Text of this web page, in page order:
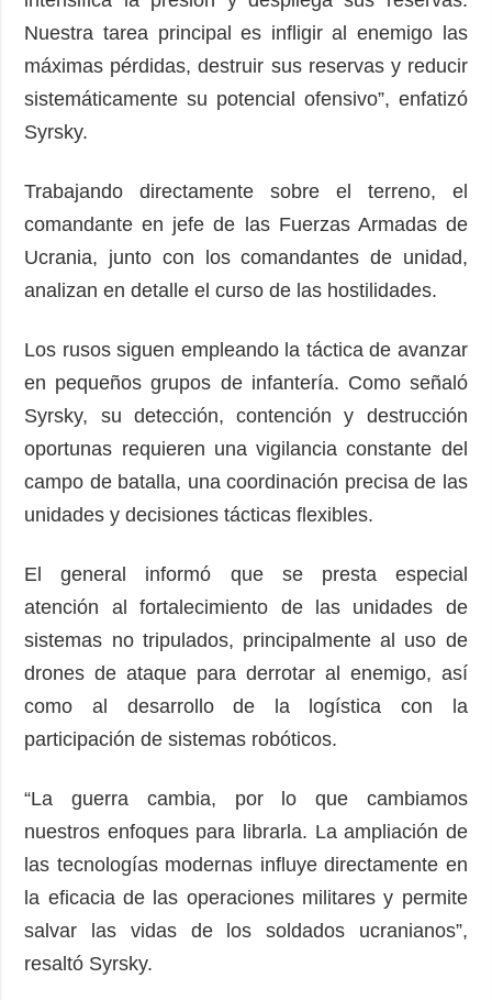
Nuestra tarea principal es infligir al enemigo las
máximas pérdidas, destruir sus reservas y reducir
sistemáticamente su potencial ofensivo”, enfatizó
Syrsky.
Trabajando directamente sobre el terreno, el
comandante en jefe de las Fuerzas Armadas de
Ucrania, junto con los comandantes de unidad,
analizan en detalle el curso de las hostilidades.
Los rusos siguen empleando la táctica de avanzar
en pequeños grupos de infantería. Como señaló
Syrsky, su detección, contención y destrucción
oportunas requieren una vigilancia constante del
campo de batalla, una coordinación precisa de las
unidades y decisiones tácticas flexibles.
El general informó que se presta especial
atención al fortalecimiento de las unidades de
sistemas no tripulados, principalmente al uso de
drones de ataque para derrotar al enemigo, así
como al desarrollo de la logística con la
participación de sistemas robóticos.
“La guerra cambia, por lo que cambiamos
nuestros enfoques para librarla. La ampliación de
las tecnologías modernas influye directamente en
la eficacia de las operaciones militares y permite
salvar las vidas de los soldados ucranianos”,
resaltó Syrsky.